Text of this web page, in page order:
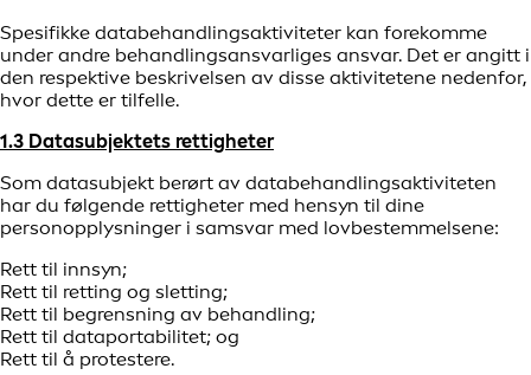
Spesifikke databehandlingsaktiviteter kan forekomme
under andre behandlingsansvarliges ansvar. Det er angitt i
den respektive beskrivelsen av disse aktivitetene nedenfor,
hvor dette er tilfelle.
1.3 Datasubjektets rettigheter
Som datasubjekt berørt av databehandlingsaktiviteten
har du følgende rettigheter med hensyn til dine
personopplysninger i samsvar med lovbestemmelsene:
Rett til innsyn;
Rett til retting og sletting;
Rett til begrensning av behandling;
Rett til dataportabilitet; og
Rett til å protestere.